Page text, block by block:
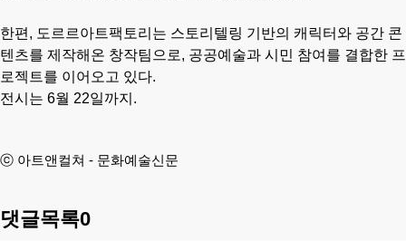
한편, 도르르아트팩토리는 스토리텔링 기반의 캐릭터와 공간 콘
텐츠를 제작해온 창작팀으로, 공공예술과 시민 참여를 결합한 프
로젝트를 이어오고 있다.
전시는 6월 22일까지.
ⓒ 아트앤컬쳐 - 문화예술신문
댓글목록0